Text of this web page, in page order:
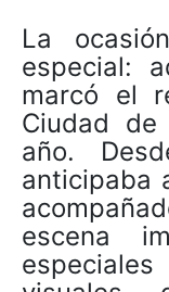
La
especial:
marcó el
Ciudad
año.
anticipaba
escena